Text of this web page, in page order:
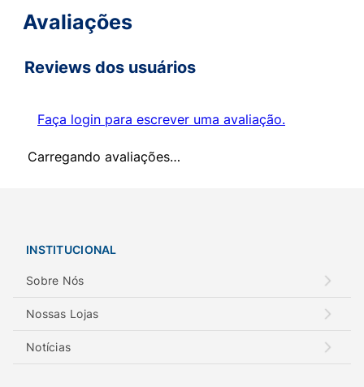
Avaliações
Reviews dos usuários
Faça login para escrever uma avaliação.
Carregando avaliações…
INSTITUCIONAL
Sobre Nós
Nossas Lojas
Notícias